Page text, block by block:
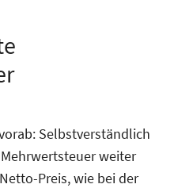
Selbstverständlich
weiter
Preis, wie bei der